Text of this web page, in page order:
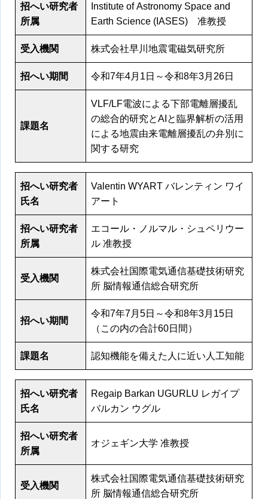
招へい研究者
所属
Institute of Astronomy Space and
Earth Science (IASES) 准教授
受入機関 株式会社早川地震電磁気研究所
招へい期間 令和7年4月1日～令和8年3月26日
課題名
VLF/LF電波による下部電離層擾乱
の総合的研究とAIと臨界解析の活用
による地震由来電離層擾乱の弁別に
関する研究
招へい研究者
氏名
Valentin WYART バレンティン ワイ
アート
招へい研究者
所属
エコール・ノルマル・シュペリウー
ル 准教授
受入機関
株式会社国際電気通信基礎技術研究
所 脳情報通信総合研究所
招へい期間
令和7年7月5日～令和8年3月15日
（この内の合計60日間）
課題名 認知機能を備えた人に近い人工知能
招へい研究者
氏名
Regaip Barkan UGURLU レガイプ
バルカン ウグル
招へい研究者
所属
オジェギン大学 准教授
受入機関
株式会社国際電気通信基礎技術研究
所 脳情報通信総合研究所